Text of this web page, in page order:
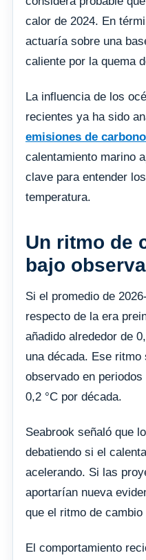
calor de 2024. En
actuaría sobre una
caliente por la quema
La influencia de los
recientes ya ha sido
emisiones de
calentamiento marino
clave para entender
temperatura.
Un ritmo de
bajo
Si el promedio de
respecto de la era
añadido alrededor de
una década. Ese
observado en
0,2 °C por década.
Seabrook señaló que
debatiendo si el
acelerando. Si las
aportarían nueva
que el ritmo de
El comportamiento